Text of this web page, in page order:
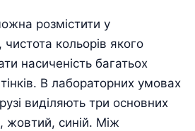
розмістити у
чистота кольорів якого
насиченість багатьох
В лабораторних умовах
виділяють три основних
жовтий, синій. Між